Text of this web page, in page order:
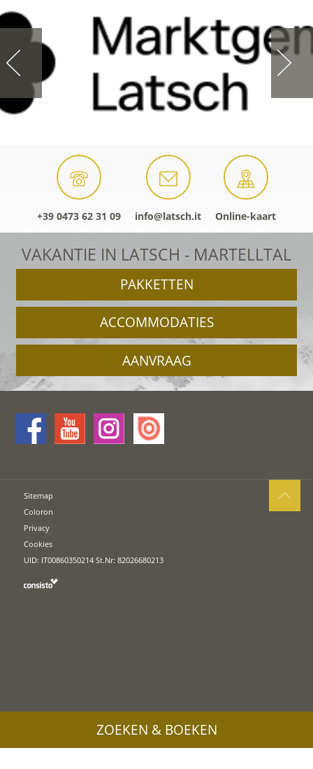
+39 0473 62 31 09 info@latsch.it Online-kaart
VAKANTIE IN LATSCH - MARTELLTAL
PAKKETTEN
ACCOMMODATIES
AANVRAAG
Sitemap
Coloron
Privacy
Cookies
UID: IT00860350214 St.Nr: 82026680213
ZOEKEN & BOEKEN